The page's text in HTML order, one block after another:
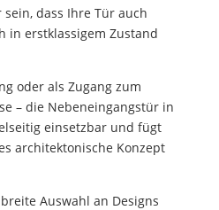
dass Ihre Tür auch
in erstklassigem Zustand
oder als Zugang zum
– die Nebeneingangstür in
einsetzbar und fügt
architektonische Konzept
Auswahl an Designs